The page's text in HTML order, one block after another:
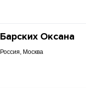
Барских Оксана
Россия, Москва